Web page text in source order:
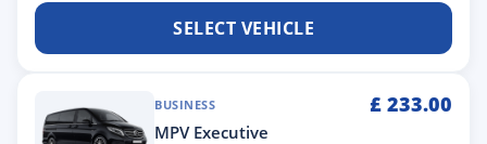
SELECT VEHICLE
BUSINESS £ 233.00
MPV Executive